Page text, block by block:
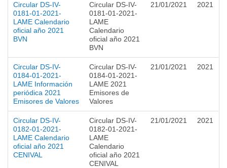
Circular DS-IV-
0181-01-2021-
LAME Calendario
oficial año 2021
BVN
Circular DS-IV-
0181-01-2021-
LAME
Calendario
oficial año 2021
BVN
21/01/2021 2021
Circular DS-IV-
0184-01-2021-
LAME Información
periódica 2021
Emisores de Valores
Circular DS-IV-
0184-01-2021-
LAME 2021
Emisores de
Valores
21/01/2021 2021
Circular DS-IV-
0182-01-2021-
LAME Calendario
oficial año 2021
CENIVAL
Circular DS-IV-
0182-01-2021-
LAME
Calendario
oficial año 2021
CENIVAL
21/01/2021 2021